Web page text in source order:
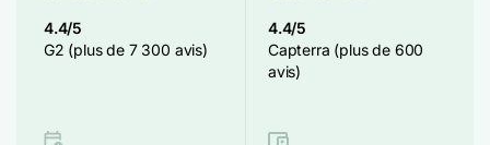
4.4/5
G2 (plus de 7 300 avis)
4.4/5
Capterra (plus de 600
avis)